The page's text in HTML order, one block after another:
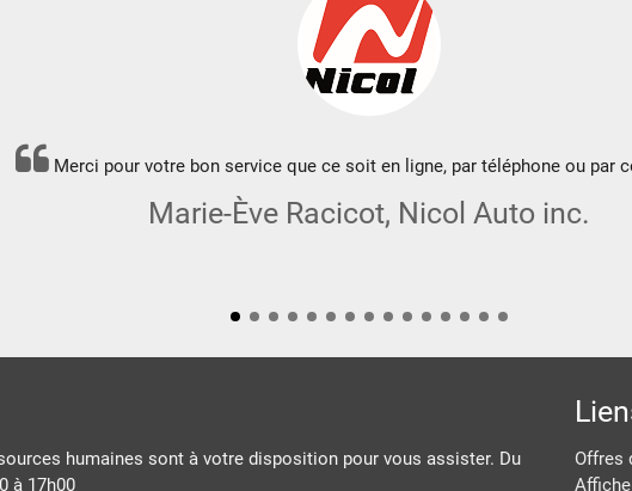
Merci pour votre bon service que ce soit en ligne, par téléphone ou par
Marie-Ève Racicot, Nicol Auto inc.
humaines sont à votre disposition pour vous assister. Du
à 17h00
Offres